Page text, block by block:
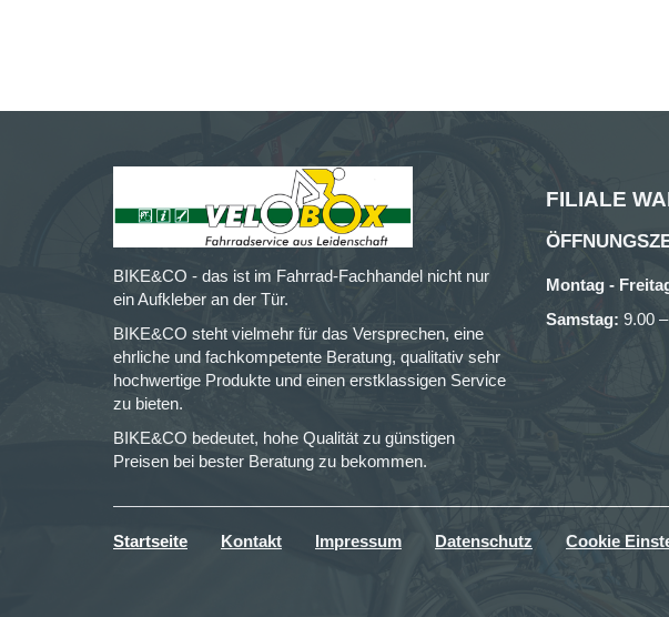
BIKE&CO - das ist im Fahrrad-Fachhandel nicht nur
ein Aufkleber an der Tür.
BIKE&CO steht vielmehr für das Versprechen, eine
ehrliche und fachkompetente Beratung, qualitativ sehr
hochwertige Produkte und einen erstklassigen Service
zu bieten.
BIKE&CO bedeutet, hohe Qualität zu günstigen
Preisen bei bester Beratung zu bekommen.
FILIALE
Montag -
Samstag: 9.00
Startseite Kontakt Impressum Datenschutz Cookie